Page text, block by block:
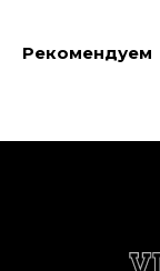
Рекомендуем